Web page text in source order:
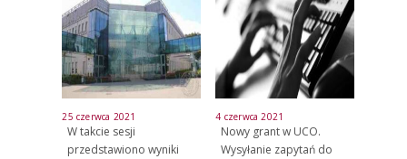
25 czerwca 2021
W takcie sesji
przedstawiono wyniki
4 czerwca 2021
Nowy grant w UCO.
Wysyłanie zapytań do